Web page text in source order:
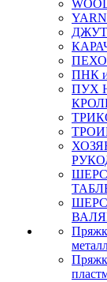
ДЖУТ
ПНК
ПУХ